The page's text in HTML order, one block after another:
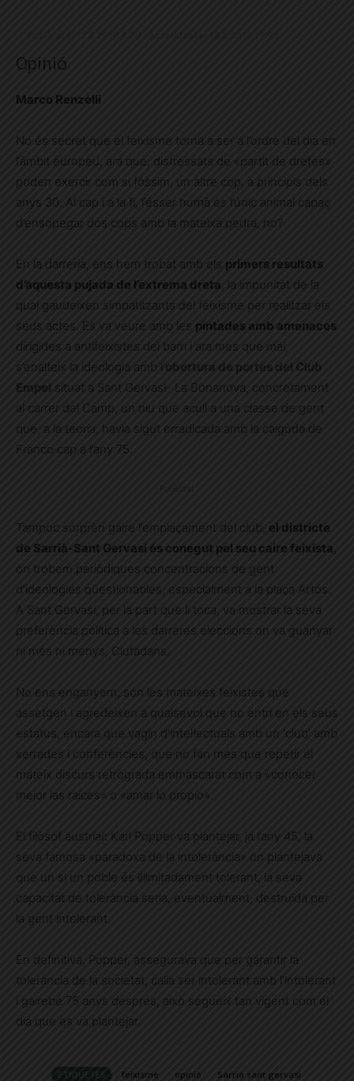
Opinió
Marco Renzelli
No és secret que el feixisme torna a ser a l’ordre del dia en
l’àmbit europeu, ara que, disfressats de «partit de dretes»
poden exercir com si fóssim, un altre cop, a principis dels
anys 30. Al cap i a la fi, l’ésser humà és l’únic animal capaç
d’ensopegar dos cops amb la mateixa pedra, no?
En la darreria, ens hem trobat amb els primers resultats
d’aquesta pujada de l’extrema dreta , la impunitat de la
qual gaudeixen simpatitzants del feixisme per realitzar els
seus actes. Es va veure amb les pintades amb amenaces
dirigides a antifeixistes del barri i ara mes que mai,
s’enalteix la ideologia amb l’ obertura de portes del Club
Empel situat a Sant Gervasi- La Bonanova, concretament
al carrer del Camp, un niu que acull a una classe de gent
que, a la teoria, havia sigut erradicada amb la caiguda de
Franco cap a l’any 75.
Publicitat
Tampoc sorprèn gaire l’emplaçament del club, el districte
de Sarrià-Sant Gervasi és conegut pel seu caire feixista,
on trobem periòdiques concentracions de gent
d’ideologies qüestionables, especialment a la plaça Artós.
A Sant Gervasi, per la part que li toca, va mostrar la seva
preferència política a les darreres eleccions on va guanyar
ni més ni menys, Ciutadans.
No ens enganyem, són les mateixes feixistes que
assetgen i agredeixen a qualsevol que no entri en els seus
estatus, encara que vagin d’intel·lectuals amb un ‘club’ amb
xerrades i conferències, que no fan més que repetir el
mateix discurs retrògrada emmascarat com a «conocer
mejor las raíces» o «amar lo propio».
El filòsof austríac Karl Popper va plantejar, ja l’any 45, la
seva famosa «paradoxa de la intolerància» on plantejava
que un si un poble és il·limitadament tolerant, la seva
capacitat de tolerància seria, eventualment, destruïda per
la gent intolerant.
En definitiva, Popper, assegurava que per garantir la
tolerància de la societat, calia ser intolerant amb l’intolerant
i gairebé 75 anys després, això segueix tan vigent com el
dia que es va plantejar.
ETIQUETES feixisme opinió Sarria sant gervasi